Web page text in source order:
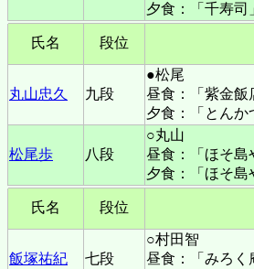
夕食：「千寿司
氏名 段位
丸山忠久 九段
●松尾
昼食：「紫金飯
夕食：「とんか
松尾歩 八段
○丸山
昼食：「ほそ島
夕食：「ほそ島
氏名 段位
飯塚祐紀 七段
○村田智
昼食：「みろく